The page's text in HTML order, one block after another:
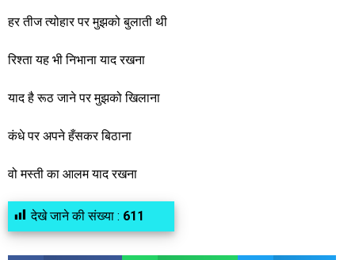
हर तीज त्योहार पर मुझको बुलाती थी
रिश्ता यह भी निभाना याद रखना
याद है रूठ जाने पर मुझको खिलाना
कंधे पर अपने हँसकर बिठाना
वो मस्ती का आलम याद रखना
देखे जाने की संख्या : 611